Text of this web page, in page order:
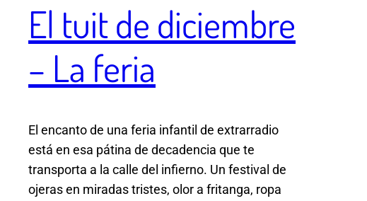
El tuit de diciembre
– La feria
El encanto de una feria infantil de extrarradio
está en esa pátina de decadencia que te
transporta a la calle del infierno. Un festival de
ojeras en miradas tristes, olor a fritanga, ropa